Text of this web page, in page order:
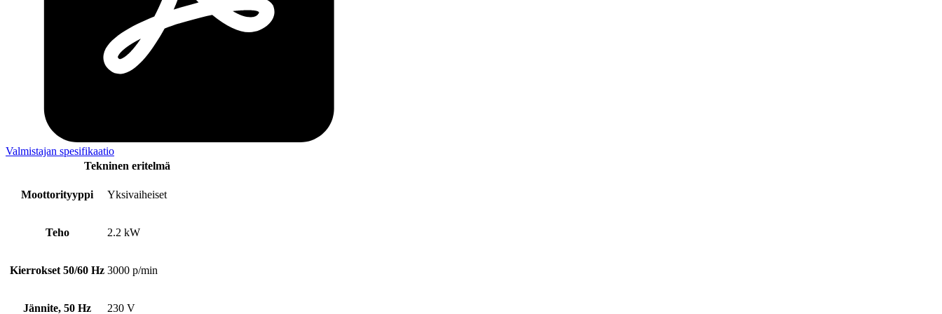
Valmistajan spesifikaatio
Tekninen eritelmä
Moottorityyppi Yksivaiheiset
Teho 2.2 kW
Kierrokset 50/60 Hz 3000 p/min
Jännite, 50 Hz 230 V